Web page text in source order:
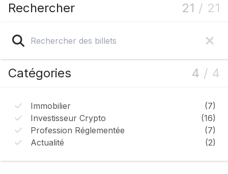
Rechercher 21 / 21
Catégories 4 / 4
Immobilier (7)
Investisseur Crypto
(16)
Profession Réglementée
(7)
Actualité
(2)